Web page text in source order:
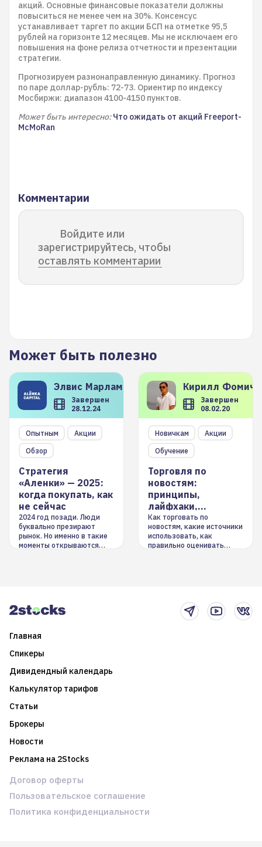
акций. Основные финансовые показатели должны
повыситься не менее чем на 30%. Консенсус
устанавливает таргет по акции БСП на отметке 95,5
рублей на горизонте 12 месяцев. Мы не исключаем его
повышения на фоне релиза отчетности и презентации
стратегии.
Прогнозируем разнонаправленную динамику. Прогноз
по паре доллар-рубль: 72-73. Ориентир по индексу
Мосбиржи: диапазон 4100-4150 пунктов.
Может быть интересно: Что ожидать от акций Freeport-
McMoRan
Комментарии
Войдите или
зарегистрируйтесь, чтобы
оставлять комментарии
Может быть полезно
Элвис Марламов
Завершен
28.12.24
Опытным
Акции
Обзор
Стратегия
«Аленки» — 2025:
когда покупать, как
не сейчас
2024 год позади. Люди
буквально презирают
рынок. Но именно в такие
моменты открываются
Кирилл
Завершен
08.02.20
Новичкам
Акции
Обучение
Торговля по
новостям:
принципы,
лайфхаки,
инструменты
Как торговать по
новостям, какие источники
использовать, как
правильно оценивать
Главная
Спикеры
Дивидендный календарь
Калькулятор тарифов
Статьи
Брокеры
Новости
Реклама на 2Stocks
Договор оферты
Пользовательское соглашение
Политика конфиденциальности